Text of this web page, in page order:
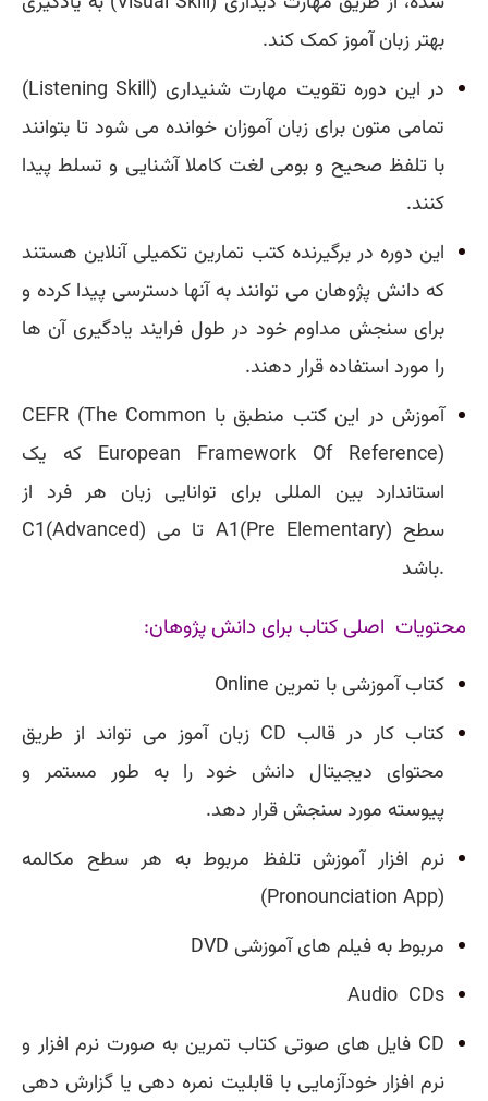
بهتر زبان آموز کمک کند.
در این دوره تقویت مهارت شنیداری (Listening Skill)
تمامی متون برای زبان آموزان خوانده می شود تا بتوانند
با تلفظ صحیح و بومی لغت کاملا آشنایی و تسلط پیدا
کنند.
این دوره در برگیرنده کتب تمارین تکمیلی آنلاین هستند
که دانش پژوهان می توانند به آنها دسترسی پیدا کرده و
برای سنجش مداوم خود در طول فرایند یادگیری آن ها
را مورد استفاده قرار دهند.
آموزش در این کتب منطبق با CEFR (The Common
European Framework Of Reference) که یک
استاندارد بین المللی برای توانایی زبان هر فرد از
سطح A1(Pre Elementary) تا
C1(Advanced) می
باشد.
محتویات اصلی کتاب برای دانش پژوهان:
کتاب آموزشی با تمرین Online
کتاب کار در قالب CD
زبان آموز می تواند از طریق
محتوای دیجیتال دانش خود را به طور مستمر و
پیوسته مورد سنجش قرار دهد.
نرم افزار آموزش تلفظ مربوط به هر سطح مکالمه
(Pronounciation App)
DVD مربوط به فیلم های آموزشی
Audio CDs
CD فایل های صوتی کتاب تمرین به صورت نرم افزار و
نرم افزار خودآزمایی با قابلیت نمره دهی یا گزارش دهی